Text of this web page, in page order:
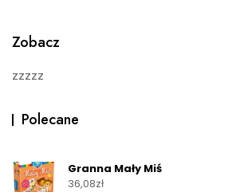
Zobacz
zzzzz
Polecane
Granna Mały Miś
36,08zł